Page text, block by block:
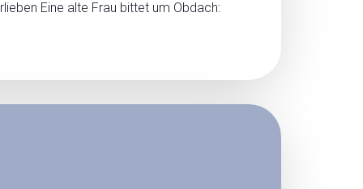
Eine alte Frau bittet um Obdach: